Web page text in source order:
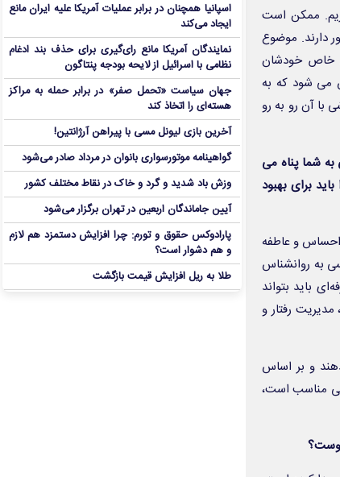
ممکن است
دارند. موضوع
خاص خودشان
می شود که به
آن رو به رو
شما پناه می
برای بهبود
احساس و عاطفه
به روانشناس
باید بتواند
رفتار و
و بر اساس
مناسب است،
اسپانیا همچنان در برابر عملیات آمریکا علیه ایران مانع
ایجاد می‌کند
نمایندگان آمریکا مانع رای‌گیری برای حذف بند ادغام
نظامی با اسرائیل از لایحه بودجه پنتاگون
جهان سیاست «تحمل صفر» در برابر حمله به مراکز
هسته‌ای را اتخاذ کند
آخرین بازی لیونل مسی با پیراهن آرژانتین!
گواهینامه موتورسواری بانوان در مرداد صادر می‌شود
وزش باد شدید و گرد و خاک در نقاط مختلف کشور
آیین جاماندگان اربعین در تهران برگزار می‌شود
پارادوکس حقوق و تورم: چرا افزایش دستمزد هم لازم
و هم دشوار است؟
طلا به ریل افزایش قیمت بازگشت